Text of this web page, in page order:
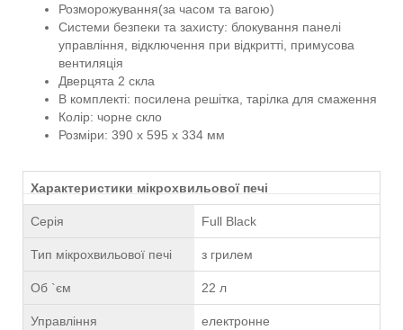
Розморожування(за часом та вагою)
Системи безпеки та захисту: блокування панелі
управління, відключення при відкритті, примусова
вентиляція
Дверцята 2 скла
В комплекті: посилена решітка, тарілка для смаження
Колір: чорне скло
Розміри: 390 х 595 х 334 мм
Характеристики мікрохвильової печі
Серія Full Black
Тип мікрохвильової печі з грилем
Об `єм 22 л
Управління електронне